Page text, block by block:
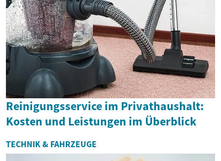
Reinigungsservice im Privathaushalt:
Kosten und Leistungen im Überblick
TECHNIK & FAHRZEUGE